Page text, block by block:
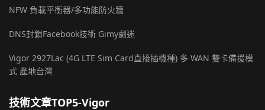
NFW 負載平衡器/多功能防火牆
DNS封鎖Facebook技術 Gimy劇迷
Vigor 2927Lac (4G LTE Sim Card直接插機種) 多 WAN 雙卡備援模
式 產地台灣
技術文章TOP5-Vigor